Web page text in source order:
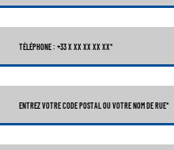
TÉLÉPHONE : +33 X XX XX XX XX*
ENTREZ VOTRE CODE POSTAL OU VOTRE NOM DE RUE*